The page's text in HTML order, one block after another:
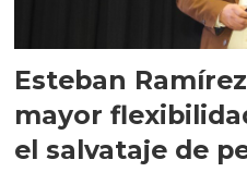
Esteban
mayor
el salvataje de